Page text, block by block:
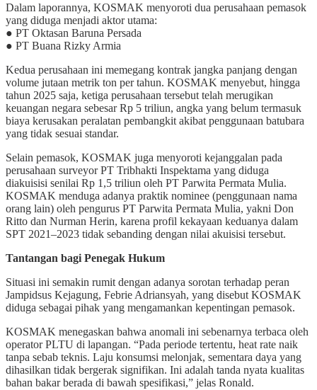
Dalam laporannya, KOSMAK menyoroti dua perusahaan pemasok
yang diduga menjadi aktor utama:
● PT Oktasan Baruna Persada
● PT Buana Rizky Armia
Kedua perusahaan ini memegang kontrak jangka panjang dengan
volume jutaan metrik ton per tahun. KOSMAK menyebut, hingga
tahun 2025 saja, ketiga perusahaan tersebut telah merugikan
keuangan negara sebesar Rp 5 triliun, angka yang belum termasuk
biaya kerusakan peralatan pembangkit akibat penggunaan batubara
yang tidak sesuai standar.
Selain pemasok, KOSMAK juga menyoroti kejanggalan pada
perusahaan surveyor PT Tribhakti Inspektama yang diduga
diakuisisi senilai Rp 1,5 triliun oleh PT Parwita Permata Mulia.
KOSMAK menduga adanya praktik nominee (penggunaan nama
orang lain) oleh pengurus PT Parwita Permata Mulia, yakni Don
Ritto dan Nurman Herin, karena profil kekayaan keduanya dalam
SPT 2021–2023 tidak sebanding dengan nilai akuisisi tersebut.
Tantangan bagi Penegak Hukum
Situasi ini semakin rumit dengan adanya sorotan terhadap peran
Jampidsus Kejagung, Febrie Adriansyah, yang disebut KOSMAK
diduga sebagai pihak yang mengamankan kepentingan pemasok.
KOSMAK menegaskan bahwa anomali ini sebenarnya terbaca oleh
operator PLTU di lapangan. “Pada periode tertentu, heat rate naik
tanpa sebab teknis. Laju konsumsi melonjak, sementara daya yang
dihasilkan tidak bergerak signifikan. Ini adalah tanda nyata kualitas
bahan bakar berada di bawah spesifikasi,” jelas Ronald.